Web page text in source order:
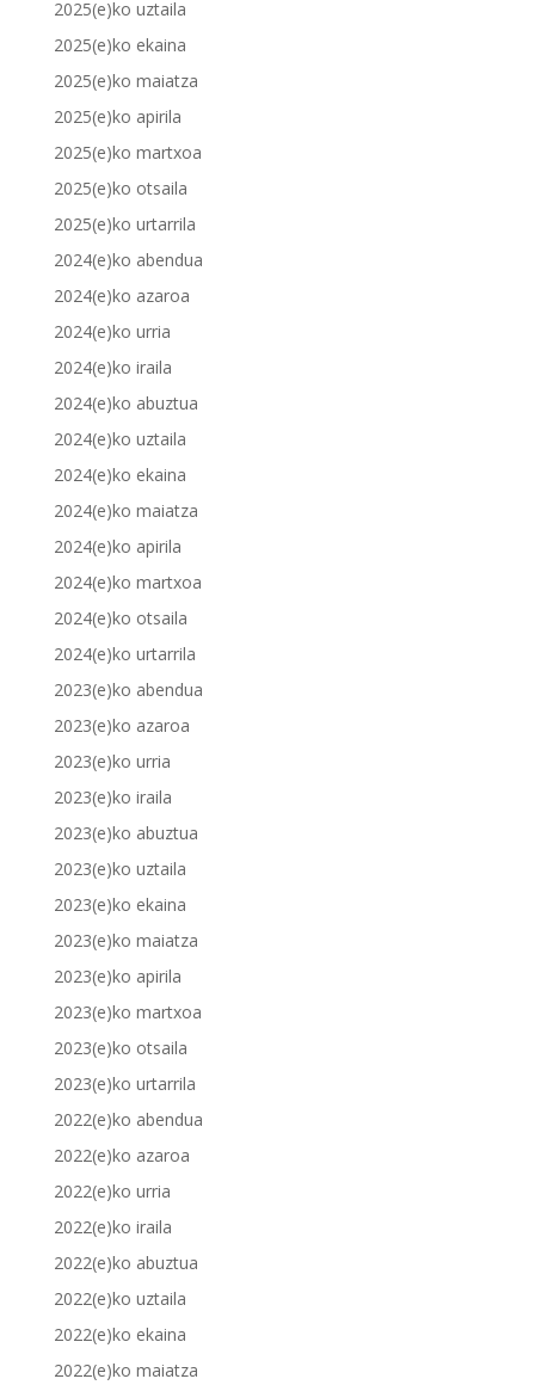
2025(e)ko uztaila
2025(e)ko ekaina
2025(e)ko maiatza
2025(e)ko apirila
2025(e)ko martxoa
2025(e)ko otsaila
2025(e)ko urtarrila
2024(e)ko abendua
2024(e)ko azaroa
2024(e)ko urria
2024(e)ko iraila
2024(e)ko abuztua
2024(e)ko uztaila
2024(e)ko ekaina
2024(e)ko maiatza
2024(e)ko apirila
2024(e)ko martxoa
2024(e)ko otsaila
2024(e)ko urtarrila
2023(e)ko abendua
2023(e)ko azaroa
2023(e)ko urria
2023(e)ko iraila
2023(e)ko abuztua
2023(e)ko uztaila
2023(e)ko ekaina
2023(e)ko maiatza
2023(e)ko apirila
2023(e)ko martxoa
2023(e)ko otsaila
2023(e)ko urtarrila
2022(e)ko abendua
2022(e)ko azaroa
2022(e)ko urria
2022(e)ko iraila
2022(e)ko abuztua
2022(e)ko uztaila
2022(e)ko ekaina
2022(e)ko maiatza